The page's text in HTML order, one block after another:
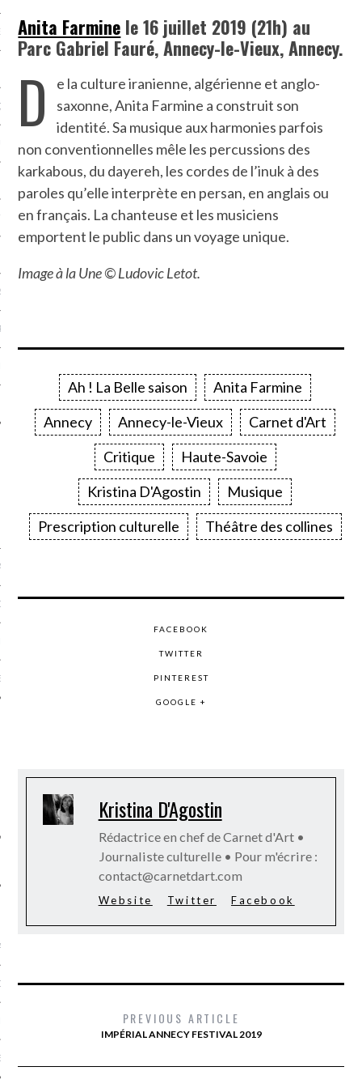
EN VOD
CARAVELLE
PODCAST
CARAVELLE
PODCAST
Anita Farmine le 16 juillet 2019 (21h) au
Parc Gabriel Fauré, Annecy-le-Vieux, Annecy.
D
e la culture iranienne, algérienne et anglo-
saxonne, Anita Farmine a construit son
identité. Sa musique aux harmonies parfois
non conventionnelles mêle les percussions des
karkabous, du dayereh, les cordes de l’inuk à des
paroles qu’elle interprète en persan, en anglais ou
en français. La chanteuse et les musiciens
emportent le public dans un voyage unique.
Image à la Une © Ludovic Letot.
Ah ! La Belle saison
Anita Farmine
Annecy
Annecy-le-Vieux
Carnet d'Art
Critique
Haute-Savoie
Kristina D'Agostin
Musique
Prescription culturelle
Théâtre des collines
FACEBOOK
TWITTER
PINTEREST
GOOGLE +
Kristina D'Agostin
Rédactrice en chef de Carnet d'Art •
Journaliste culturelle • Pour m'écrire :
contact@carnetdart.com
Website Twitter Facebook
PREVIOUS ARTICLE
IMPÉRIAL ANNECY FESTIVAL 2019